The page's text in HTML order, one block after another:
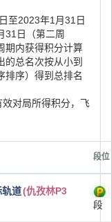
至2023年1月31日
31日（第二周
期内获得积分计算
的总名次按从小到
排序）得到总排名
对局所得积分，飞
段位
轨道(仇孜林P3
段